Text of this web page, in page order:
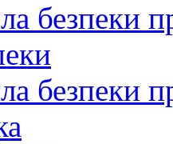
безпеки
безпеки